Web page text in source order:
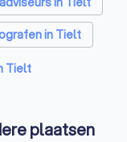
in Tielt
Tielt
plaatsen